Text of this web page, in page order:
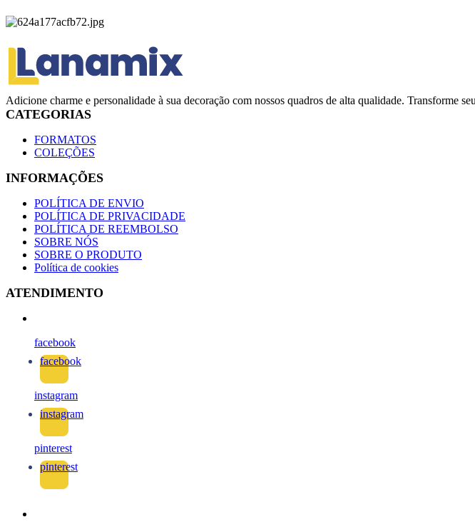
Adicione charme e personalidade à sua decoração com nossos quadros de alta qualidade. Transforme
CATEGORIAS
FORMATOS
COLEÇÕES
INFORMAÇÕES
POLÍTICA DE ENVIO
POLÍTICA DE PRIVACIDADE
POLÍTICA DE REEMBOLSO
SOBRE NÓS
SOBRE O PRODUTO
Política de cookies
ATENDIMENTO
facebook
facebook
instagram
instagram
pinterest
pinterest